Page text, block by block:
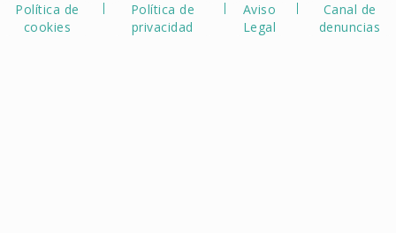
Política de
cookies
Política de
privacidad
Aviso
Legal
Canal de
denuncias